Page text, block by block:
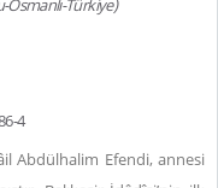
Osmanlı-Türkiye)
4
Abdülhalim Efendi, annesi